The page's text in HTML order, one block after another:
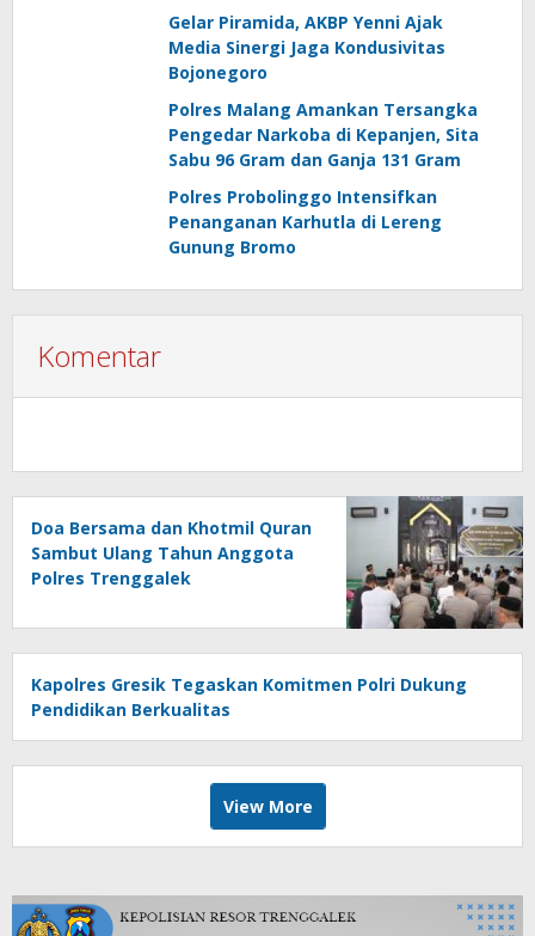
Gelar Piramida, AKBP Yenni Ajak
Media Sinergi Jaga Kondusivitas
Bojonegoro
Polres Malang Amankan Tersangka
Pengedar Narkoba di Kepanjen, Sita
Sabu 96 Gram dan Ganja 131 Gram
Polres Probolinggo Intensifkan
Penanganan Karhutla di Lereng
Gunung Bromo
Komentar
Doa Bersama dan Khotmil Quran
Sambut Ulang Tahun Anggota
Polres Trenggalek
Kapolres Gresik Tegaskan Komitmen Polri Dukung
Pendidikan Berkualitas
View More